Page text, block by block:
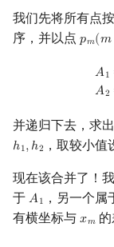
LaTeX 入门
优化
动态 DP
DP 优化
其它 DP 方法
后缀自动机 (SAM)
后缀树
Manacher
回文树
多项式与生成函数
线性规划
抽象代数
概率论
树状数组
二叉搜索树 & 平
跳表
可持久化数据结构
拆点
最小环
2-SAT
欧拉图
表达式求值
在一台机器上规划
Garsia–Wachs 算
15-puzzle
Kahan 求和
我们先将所有点
序，并以点 𝑝𝑚(𝑚
pm(m
𝐴1
𝐴2
={p
并递归下去，求
ℎ1,ℎ2
h1, h2 ，取较小值
现在该合并了！
于 𝐴1
A1 ，另一个属
有横坐标与 𝑥𝑚
xm